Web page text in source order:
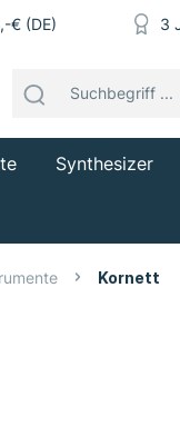
€ (DE) 3
Synthesizer
Kornett